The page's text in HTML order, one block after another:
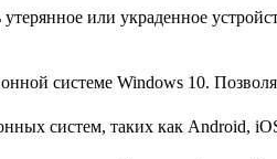
или украденное
системе Windows 10.
систем, таких как Android,